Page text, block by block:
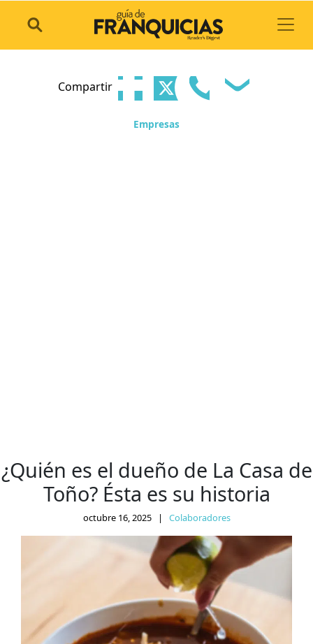
Compartir
Empresas
¿Quién es el dueño de La Casa de
Toño? Ésta es su historia
octubre 16, 2025 | Colaboradores